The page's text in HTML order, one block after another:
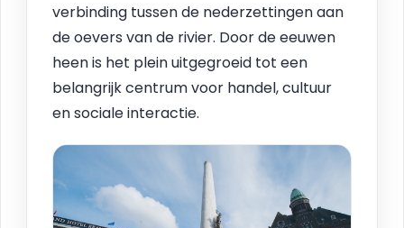
verbinding tussen de nederzettingen aan
de oevers van de rivier. Door de eeuwen
heen is het plein uitgegroeid tot een
belangrijk centrum voor handel, cultuur
en sociale interactie.